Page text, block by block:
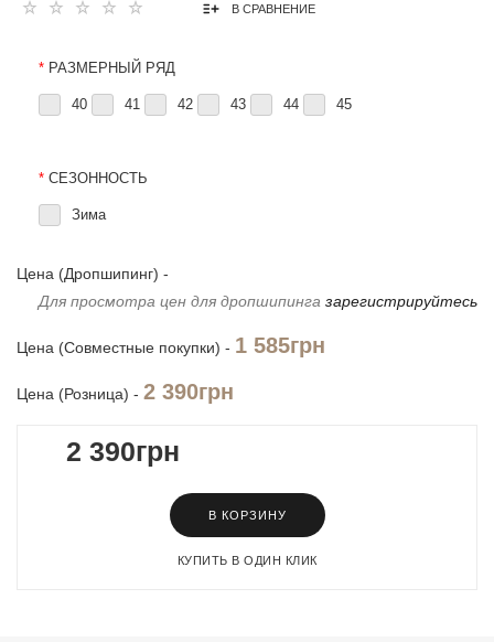
В СРАВНЕНИЕ
* РАЗМЕРНЫЙ РЯД
40 41 42 43 44 45
* СЕЗОННОСТЬ
Зима
Цена (Дропшипинг) -
Для просмотра цен для дропшипинга зарегистрируйтесь
Цена (Совместные покупки) - 1 585грн
Цена (Розница) - 2 390грн
2 390грн
В КОРЗИНУ
КУПИТЬ В ОДИН КЛИК